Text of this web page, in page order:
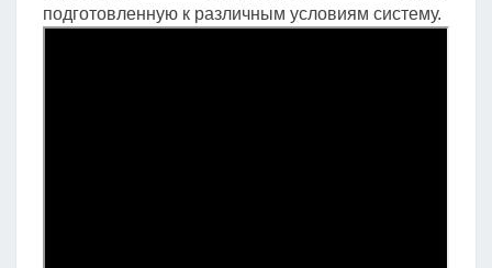
подготовленную к различным условиям систему.